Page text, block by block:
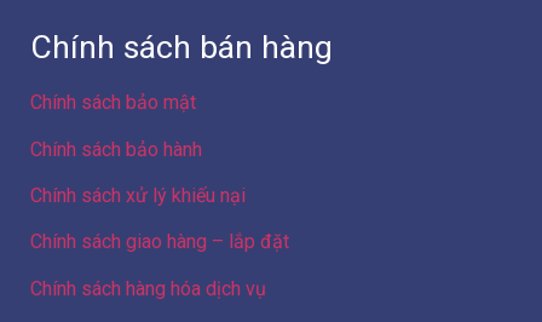
Chính sách bán hàng
Chính sách bảo mật
Chính sách bảo hành
Chính sách xử lý khiếu nại
Chính sách giao hàng – lắp đặt
Chính sách hàng hóa dịch vụ